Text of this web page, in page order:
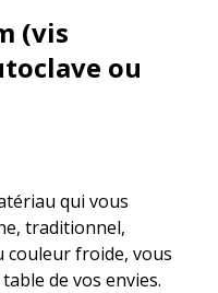
(vis
ou
qui vous
traditionnel,
couleur froide, vous
de vos envies.